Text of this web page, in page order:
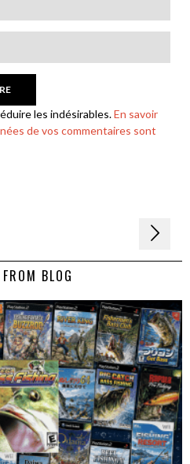
les indésirables.En savoir
de vos commentaires sont
BLOG